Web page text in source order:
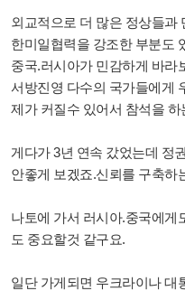
외교적으로 더 많은 정상들과
한미일협력을 강조한 부분도
중국.러시아가 민감하게 바라
서방진영 다수의 국가들에게
제가 커질수 있어서 참석을
게다가 3년 연속 갔었는데 정
안좋게 보겠죠.신뢰를 구축하
나토에 가서 러시아.중국에게
도 중요할것 같구요.
일단 가게되면 우크라이나 대